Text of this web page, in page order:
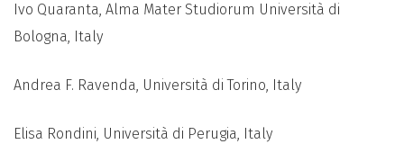
Ivo Quaranta, Alma Mater Studiorum Università di
Bologna, Italy
Andrea F. Ravenda, Università di Torino, Italy
Elisa Rondini, Università di Perugia, Italy